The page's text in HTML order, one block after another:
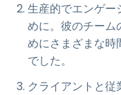
生産的でエンゲー
めに。彼のチーム
めにさまざまな時
でした。
クライアントと